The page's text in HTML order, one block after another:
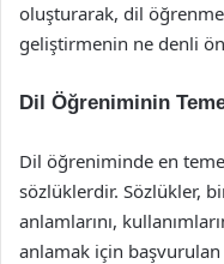
oluşturarak, dil
geliştirmenin ne denli
Dil Öğreniminin
Dil öğreniminde en
sözlüklerdir. Sözlükler,
anlamlarını,
anlamak için başvurulan